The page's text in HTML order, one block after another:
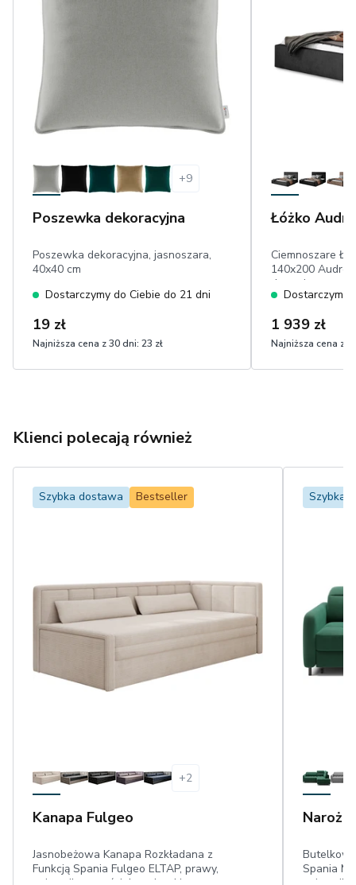
+9
Poszewka dekoracyjna
Poszewka dekoracyjna, jasnoszara,
40x40 cm
Dostarczymy do Ciebie do 21 dni
19 zł
Najniższa cena z 30 dni: 23 zł
Łóżko
Ciemnoszare
140x200
drewniany,
imitujący skórę
Dostarczymy
1 939 zł
Najniższa cena z
Klienci polecają również
Szybka dostawa Bestseller
+2
Kanapa Fulgeo
Jasnobeżowa Kanapa Rozkładana z
Funkcją Spania Fulgeo ELTAP, prawy,
Szybka
Spania